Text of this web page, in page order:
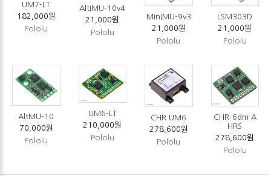
UM7-LT
182,000원
Pololu
AltIMU-10v4
21,000원
Pololu
MinIMU-9v3
21,000원
Pololu
LSM303D
21,000원
Pololu
AltMU-10
70,000원
Pololu
UM6-LT
210,000원
Pololu
CHR UM6
278,600원
Pololu
CHR-6dm A
HRS
278,600원
Pololu